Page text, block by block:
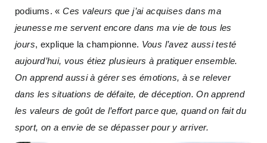
podiums. «Ces valeurs que j’ai acquises dans ma
jeunesse me servent encore dans ma vie de tous les
jours, explique la championne. Vous l’avez aussi testé
aujourd’hui, vous étiez plusieurs à pratiquer ensemble.
On apprend aussi à gérer ses émotions, à se relever
dans les situations de défaite, de déception. On apprend
les valeurs de goût de l’effort parce que, quand on fait du
sport, on a envie de se dépasser pour y arriver.